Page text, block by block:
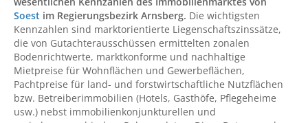
Soest im Regierungsbezirk Arnsberg. Die wichtigsten
Kennzahlen sind marktorientierte Liegenschaftszinssätze,
die von Gutachterausschüssen ermittelten zonalen
Bodenrichtwerte, marktkonforme und nachhaltige
Mietpreise für Wohnflächen und Gewerbeflächen,
Pachtpreise für land- und forstwirtschaftliche Nutzflächen
bzw. Betreiberimmobilien (Hotels, Gasthöfe, Pflegeheime
usw.) nebst immobilienkonjunkturellen und